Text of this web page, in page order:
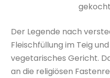
Der Legende nach
Fleischfüllung im Teig
vegetarisches Gericht.
an die religiösen